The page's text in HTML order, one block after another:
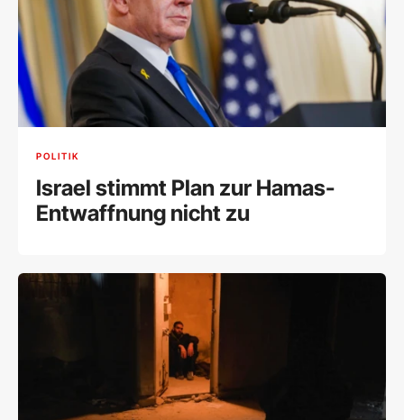
POLITIK
Israel stimmt Plan zur Hamas-
Entwaffnung nicht zu